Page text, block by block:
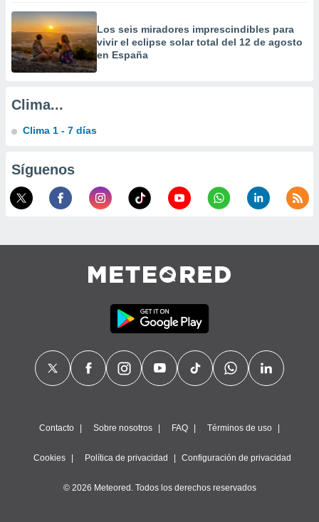
de la
el
del
de
de
de
con el
Los seis miradores imprescindibles para
vivir el eclipse solar total del 12 de agosto
en España
Clima...
Clima 1 - 7 días
Síguenos
Contacto Sobre nosotros FAQ Términos de uso
Cookies Política de privacidad Configuración de privacidad
© 2026 Meteored. Todos los derechos reservados